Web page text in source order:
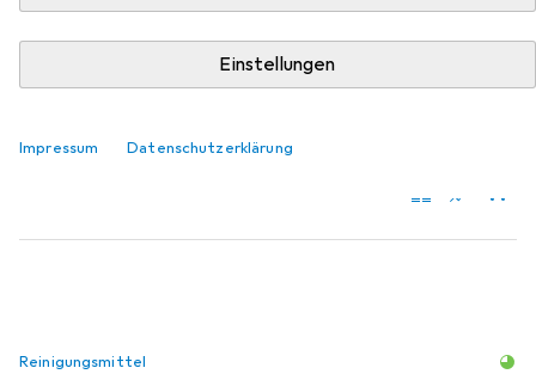
Einstellungen
Impressum Datenschutzerklärung
BissellWash and Refresh
Reinigungsmittel